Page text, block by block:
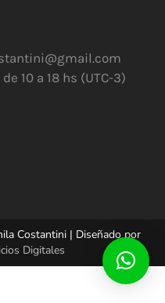
10 a 18 hs (UTC-3)
Costantini | Diseñado por
Digitales